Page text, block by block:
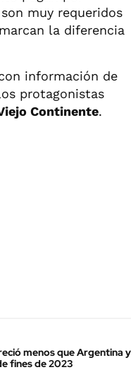
son muy requeridos
la diferencia
información de
protagonistas
Continente.
menos que Argentina y
fines de 2023